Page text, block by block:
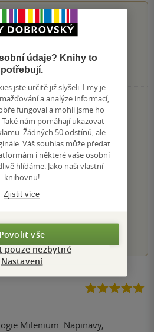
z5
čtenářů
5 hvězdiček
4 hvězdičky
3 hvězdičky
2 hvězdičky
1 hvezdička
KNIHY
0.0 z 5
2 5
Milenium. Napinavy,
údaje? Knihy to
potřebují.
jste určitě již slyšeli. I my je
a analýze informací,
fungoval a mohli jsme ho
nám pomáhají ukazovat
Žádných 50 odstínů, ale
Váš souhlas může předat
i některé vaše osobní
hlídáme. Jako naši vlastní
knihovnu!
Zjistit více
Povolit vše
pouze nezbytné
Nastavení